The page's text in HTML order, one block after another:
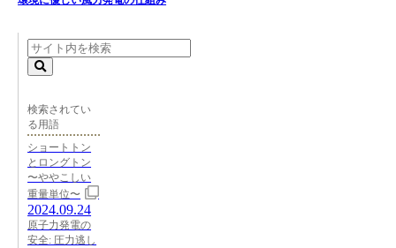
検索されてい
る用語
ショートトン
とロングトン
〜ややこしい
重量単位〜
2024.09.24
原子力発電の
安全: 圧力逃し